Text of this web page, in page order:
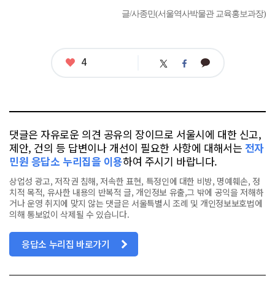
글/사종민(서울역사박물관 교육홍보과장)
좋
4 트 페 카
댓글은 자유로운 의견 공유의 장이므로 서울시에 대한 신고,
제안, 건의 등 답변이나 개선이 필요한 사항에 대해서는 전자
민원 응답소 누리집을 이용하여 주시기 바랍니다.
상업성 광고, 저작권 침해, 저속한 표현, 특정인에 대한 비방, 명예훼손, 정
치적 목적, 유사한 내용의 반복적 글, 개인정보 유출,그 밖에 공익을 저해하
거나 운영 취지에 맞지 않는 댓글은 서울특별시 조례 및 개인정보보호법에
의해 통보없이 삭제될 수 있습니다.
응답소 누리집 바로가기